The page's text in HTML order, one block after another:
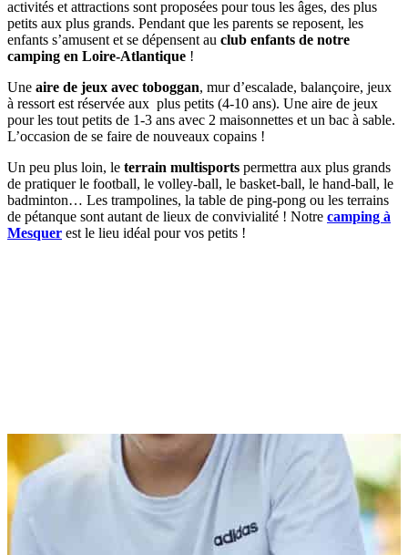
activités et attractions sont proposées pour tous les âges, des plus
petits aux plus grands. Pendant que les parents se reposent, les
enfants s’amusent et se dépensent au club enfants de notre
camping en Loire-Atlantique !
Une aire de jeux avec toboggan, mur d’escalade, balançoire, jeux
à ressort est réservée aux plus petits (4-10 ans). Une aire de jeux
pour les tout petits de 1-3 ans avec 2 maisonnettes et un bac à sable.
L’occasion de se faire de nouveaux copains !
Un peu plus loin, le terrain multisports permettra aux plus grands
de pratiquer le football, le volley-ball, le basket-ball, le hand-ball, le
badminton… Les trampolines, la table de ping-pong ou les terrains
de pétanque sont autant de lieux de convivialité ! Notre camping à
Mesquer est le lieu idéal pour vos petits !